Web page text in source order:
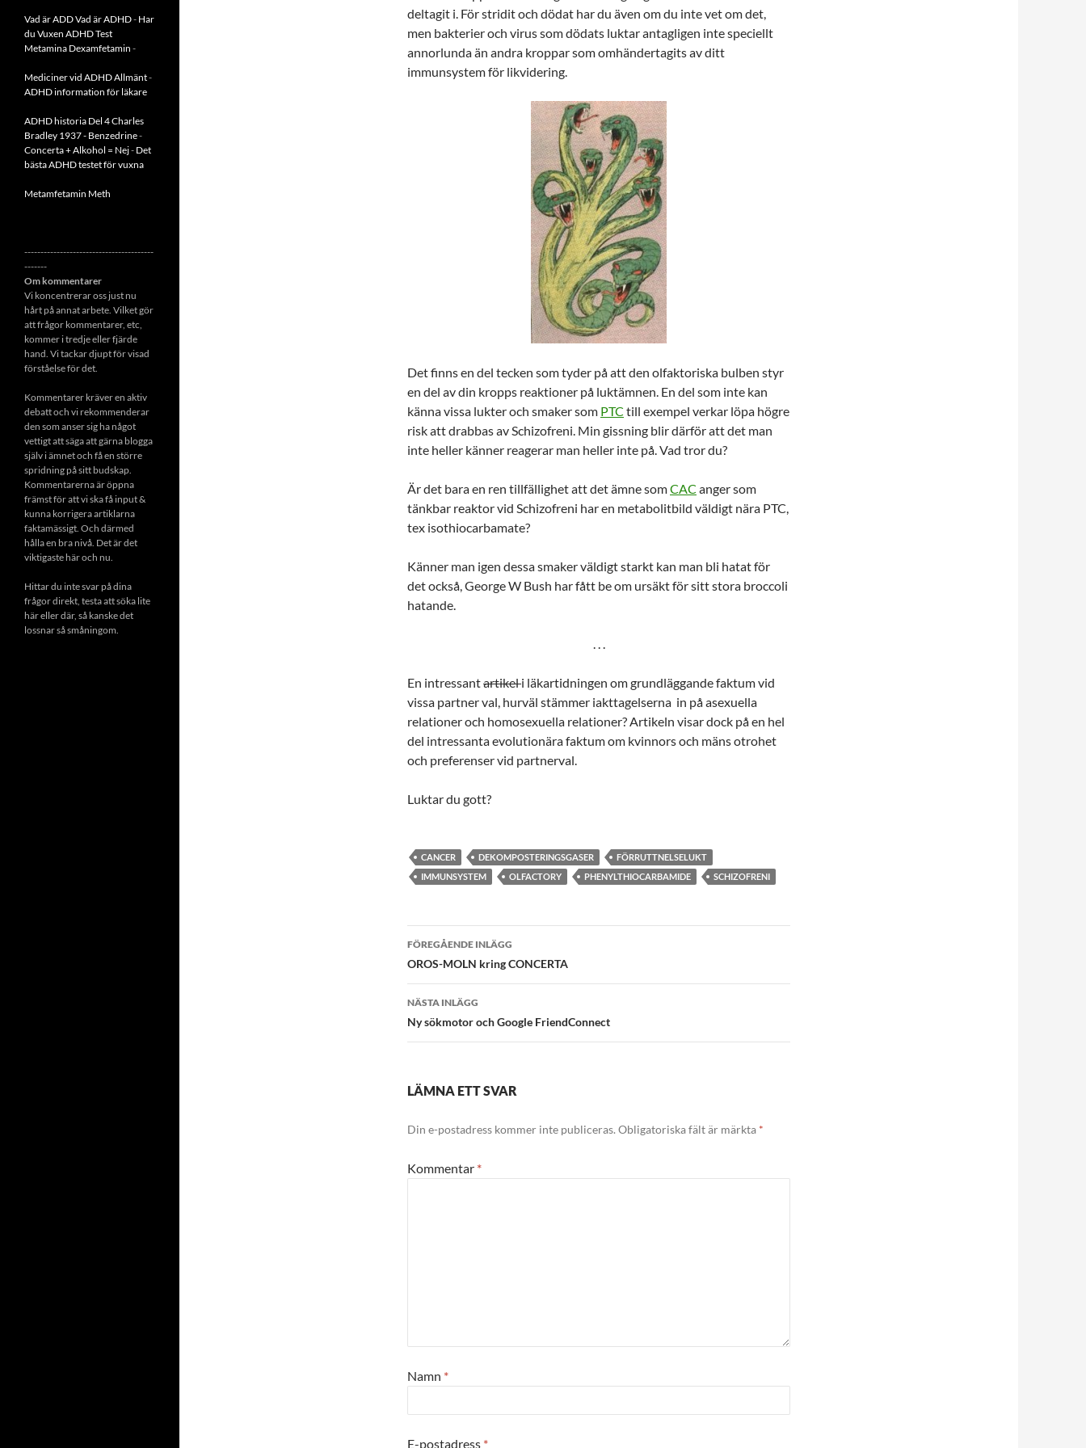
deltagit i. För stridit och dödat har du även om du inte vet om det,
men bakterier och virus som dödats luktar antagligen inte speciellt
annorlunda än andra kroppar som omhändertagits av ditt
immunsystem för likvidering.
Det finns en del tecken som tyder på att den olfaktoriska bulben styr
en del av din kropps reaktioner på luktämnen. En del som inte kan
känna vissa lukter och smaker som PTC till exempel verkar löpa högre
risk att drabbas av Schizofreni. Min gissning blir därför att det man
inte heller känner reagerar man heller inte på. Vad tror du?
Är det bara en ren tillfällighet att det ämne somCAC anger som
tänkbar reaktor vid Schizofreni har en metabolitbild väldigt nära PTC,
tex isothiocarbamate?
Känner man igen dessa smaker väldigt starkt kan man bli hatat för
det också, George W Bush har fått be om ursäkt för sitt stora broccoli
hatande.
. . .
En intressantartikeli läkartidningen om grundläggande faktum vid
vissa partner val, hurväl stämmer iakttagelserna in på asexuella
relationer och homosexuella relationer? Artikeln visar dock på en hel
del intressanta evolutionära faktum om kvinnors och mäns otrohet
och preferenser vid partnerval.
Luktar du gott?
CANCER DEKOMPOSTERINGSGASER
FÖRRUTTNELSELUKT
IMMUNSYSTEM
OLFACTORY PHENYLTHIOCARBAMIDE SCHIZOFRENI
Inläggsnavigering
FÖREGÅENDE INLÄGG
OROS-MOLN kring CONCERTA
NÄSTA INLÄGG
Ny sökmotor och Google FriendConnect
LÄMNA ETT SVAR
Din e-postadress kommer inte publiceras. Obligatoriska fält är märkta *
Kommentar *
Namn *
E-postadress *
Vad är ADDVad är ADHD- Har
du Vuxen ADHD Test
Metamina Dexamfetamin -
Mediciner vid ADHD Allmänt-
ADHD information för läkare
ADHD historia Del 4 Charles
Bradley 1937 - Benzedrine-
Concerta + Alkohol = Nej- Det
bästa ADHD testet för vuxna
Metamfetamin Meth
----------------------------------------
-------
Om kommentarer
Vi koncentrerar oss just nu
hårt på annat arbete. Vilket gör
att frågor kommentarer, etc,
kommer i tredje eller fjärde
hand. Vi tackar djupt för visad
förståelse för det.
Kommentarer kräver en aktiv
debatt och vi rekommenderar
den som anser sig ha något
vettigt att säga att gärna blogga
själv i ämnet och få en större
spridning på sitt budskap.
Kommentarerna är öppna
främst för att vi ska få input &
kunna korrigera artiklarna
faktamässigt. Och därmed
hålla en bra nivå. Det är det
viktigaste här och nu.
Hittar du inte svar på dina
frågor direkt, testa att söka lite
här eller där, så kanske det
lossnar så småningom.